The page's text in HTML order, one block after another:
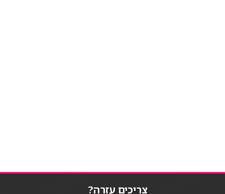
צריכים עזרה?